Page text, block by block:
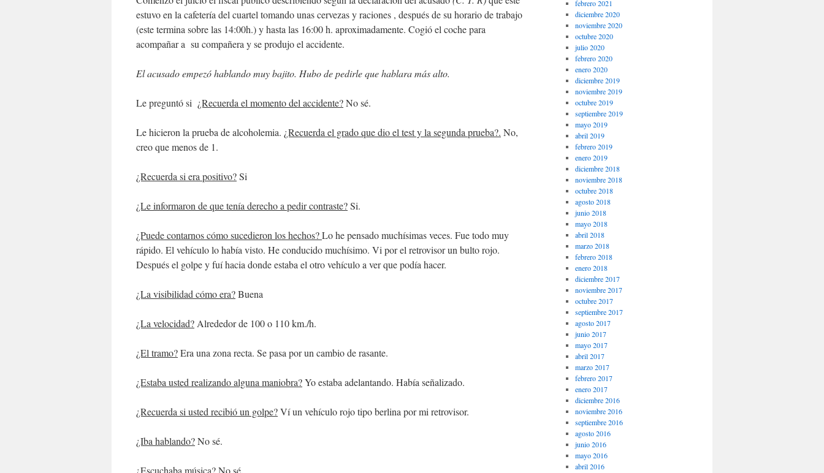
estuvo en la cafetería del cuartel tomando unas cervezas y raciones , después de su horario de trabajo
(este termina sobre las 14:00h.) y hasta las 16:00 h. aproximadamente. Cogió el coche para
acompañar a su compañera y se produjo el accidente.
El acusado empezó hablando muy bajito. Hubo de pedirle que hablara más alto.
Le preguntó si ¿Recuerda el momento del accidente?No sé.
Le hicieron la prueba de alcoholemia. ¿Recuerda el grado que dio el test y la segunda prueba?. No,
creo que menos de 1.
¿Recuerda si era positivo?Si
¿Le informaron de que tenía derecho a pedir contraste?Si.
¿Puede contarnos cómo sucedieron los hechos?Lo he pensado muchísimas veces. Fue todo muy
rápido. El vehículo lo había visto. He conducido muchísimo. Vi por el retrovisor un bulto rojo.
Después el golpe y fuí hacia donde estaba el otro vehículo a ver que podía hacer.
¿La visibilidad cómo era?Buena
¿La velocidad? Alrededor de 100 o 110 km./h.
¿El tramo?Era una zona recta. Se pasa por un cambio de rasante.
¿Estaba usted realizando alguna maniobra?Yo estaba adelantando. Había señalizado.
¿Recuerda si usted recibió un golpe?Ví un vehículo rojo tipo berlina por mi retrovisor.
¿Iba hablando?No sé.
¿Escuchaba música?No sé.
febrero 2021
diciembre 2020
noviembre 2020
octubre 2020
julio 2020
febrero 2020
enero 2020
diciembre 2019
noviembre 2019
octubre 2019
septiembre 2019
mayo 2019
abril 2019
febrero 2019
enero 2019
diciembre 2018
noviembre 2018
octubre 2018
agosto 2018
junio 2018
mayo 2018
abril 2018
marzo 2018
febrero 2018
enero 2018
diciembre 2017
noviembre 2017
octubre 2017
septiembre 2017
agosto 2017
junio 2017
mayo 2017
abril 2017
marzo 2017
febrero 2017
enero 2017
diciembre 2016
noviembre 2016
septiembre 2016
agosto 2016
junio 2016
mayo 2016
abril 2016